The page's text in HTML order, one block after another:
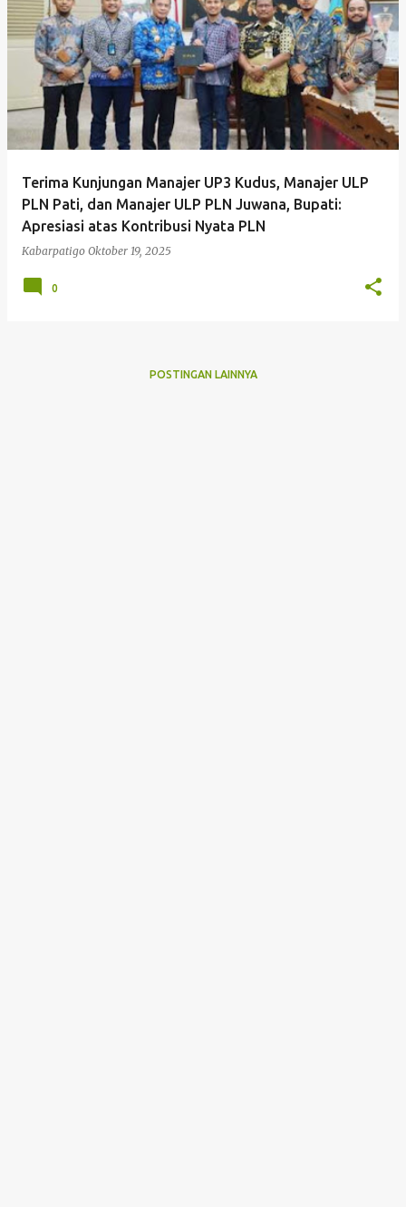
P
o
Terima Kunjungan Manajer UP3 Kudus, Manajer ULP
PLN Pati, dan Manajer ULP PLN Juwana, Bupati:
Apresiasi atas Kontribusi Nyata PLN
Kabarpatigo Oktober 19, 2025
0
POSTINGAN LAINNYA
Kabarpatigo